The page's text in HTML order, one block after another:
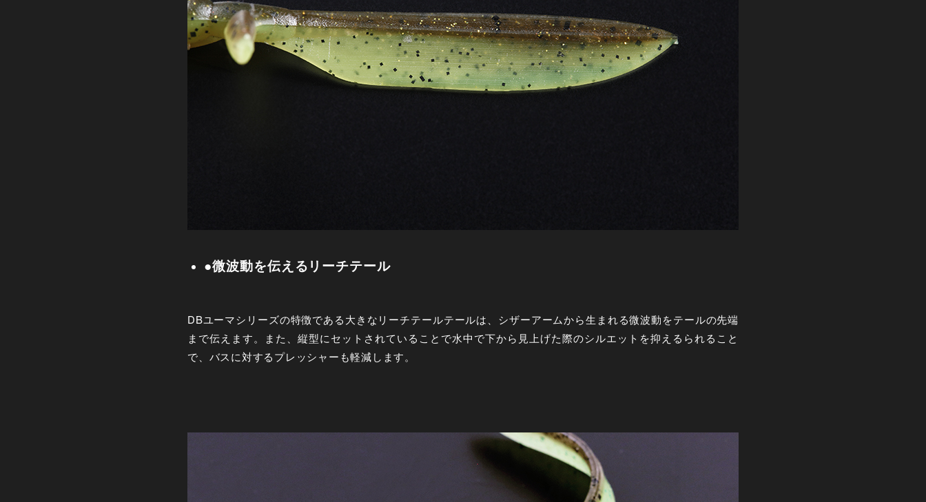
●微波動を伝えるリーチテール
DBユーマシリーズの特徴である大きなリーチテールテールは、シザーアームから生まれる微波動をテールの先端
まで伝えます。また、縦型にセットされていることで水中で下から見上げた際のシルエットを抑えるられること
で、バスに対するプレッシャーも軽減します。